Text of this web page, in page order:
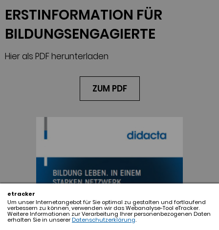
ERSTINFORMATION FÜR
BILDUNGSENGAGIERTE
Hier als PDF herunterladen
ZUM PDF
etracker
Um unser Internetangebot für Sie optimal zu gestalten und fortlaufend
verbessern zu können, verwenden wir das Webanalyse-Tool eTracker.
Weitere Informationen zur Verarbeitung Ihrer personenbezogenen Daten
erhalten Sie in unsererDatenschutzerklärung.